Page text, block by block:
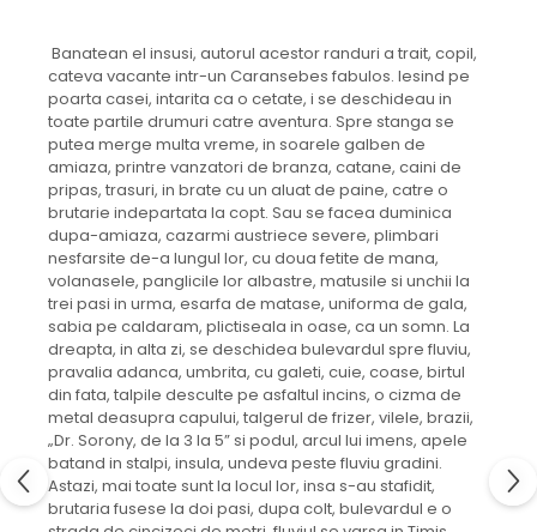
Banatean el insusi, autorul acestor randuri a trait, copil,
cateva vacante intr-un Caransebes fabulos. Iesind pe
poarta casei, intarita ca o cetate, i se deschideau in
toate partile drumuri catre aventura. Spre stanga se
putea merge multa vreme, in soarele galben de
amiaza, printre vanzatori de branza, catane, caini de
pripas, trasuri, in brate cu un aluat de paine, catre o
brutarie indepartata la copt. Sau se facea duminica
dupa-amiaza, cazarmi austriece severe, plimbari
nesfarsite de-a lungul lor, cu doua fetite de mana,
volanasele, panglicile lor albastre, matusile si unchii la
trei pasi in urma, esarfa de matase, uniforma de gala,
sabia pe caldaram, plictiseala in oase, ca un somn. La
dreapta, in alta zi, se deschidea bulevardul spre fluviu,
pravalia adanca, umbrita, cu galeti, cuie, coase, birtul
din fata, talpile desculte pe asfaltul incins, o cizma de
metal deasupra capului, talgerul de frizer, vilele, brazii,
„Dr. Sorony, de la 3 la 5” si podul, arcul lui imens, apele
batand in stalpi, insula, undeva peste fluviu gradini.
Astazi, mai toate sunt la locul lor, insa s-au stafidit,
brutaria fusese la doi pasi, dupa colt, bulevardul e o